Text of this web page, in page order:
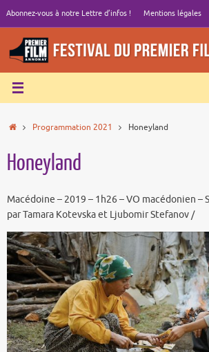
contenu
Abonnez-vous à notre Lettre d’infos ! Mentions légales
AccueilProgrammation 2021 Honeyland
Honeyland
Macédoine – 2019 – 1h26 – VO macédonien –
par Tamara Kotevska et Ljubomir Stefanov /